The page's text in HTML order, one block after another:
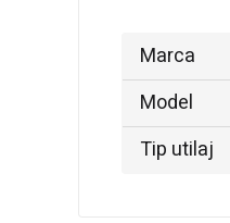
Marca
Model
Tip utilaj